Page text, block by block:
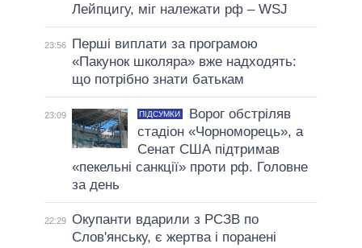
Лейпцигу, міг належати рф – WSJ
23:56
Перші виплати за програмою
«Пакунок школяра» вже надходять:
що потрібно знати батькам
23:09 ПІДСУМКИ
Ворог обстріляв
стадіон «Чорноморець», а
Сенат США підтримав
«пекельні санкції» проти рф. Головне
за день
22:29 Окупанти вдарили з РСЗВ по
Слов'янську, є жертва і поранені